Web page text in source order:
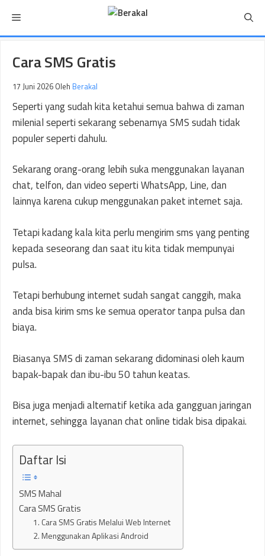
isi
Menu
Cara SMS Gratis
17 Juni 2026 Oleh Berakal
Seperti yang sudah kita ketahui semua bahwa di zaman
milenial seperti sekarang sebenarnya SMS sudah tidak
populer seperti dahulu.
Sekarang orang-orang lebih suka menggunakan layanan
chat, telfon, dan video seperti WhatsApp, Line, dan
lainnya karena cukup menggunakan paket internet saja.
Tetapi kadang kala kita perlu mengirim sms yang penting
kepada seseorang dan saat itu kita tidak mempunyai
pulsa.
Tetapi berhubung internet sudah sangat canggih, maka
anda bisa kirim sms ke semua operator tanpa pulsa dan
biaya.
Biasanya SMS di zaman sekarang didominasi oleh kaum
bapak-bapak dan ibu-ibu 50 tahun keatas.
Bisa juga menjadi alternatif ketika ada gangguan jaringan
internet, sehingga layanan chat online tidak bisa dipakai.
Daftar Isi
SMS Mahal
Cara SMS Gratis
1. Cara SMS Gratis Melalui Web Internet
2. Menggunakan Aplikasi Android